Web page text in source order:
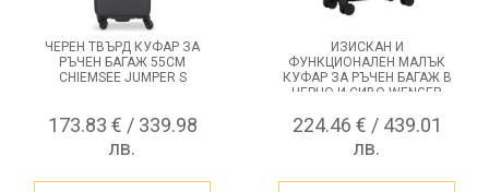
ЧЕРЕН ТВЪРД КУФАР ЗА
РЪЧЕН БАГАЖ 55СМ
CHIEMSEE JUMPER S
173.83 € / 339.98
лв.
ИЗИСКАН И
ФУНКЦИОНАЛЕН МАЛЪК
КУФАР ЗА РЪЧЕН БАГАЖ В
ЧЕРНО И СИВО WENGER
224.46 € / 439.01
лв.